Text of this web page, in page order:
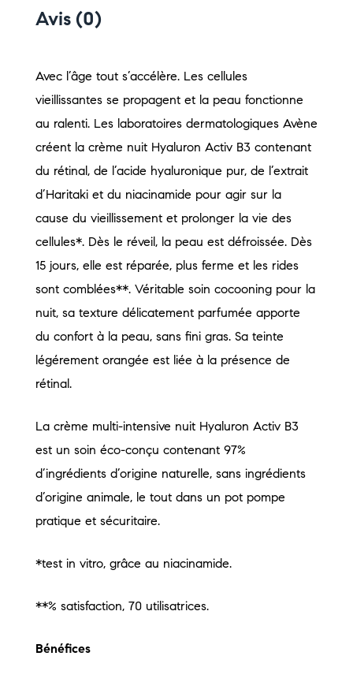
Avis (0)
Avec l’âge tout s’accélère. Les cellules
vieillissantes se propagent et la peau fonctionne
au ralenti. Les laboratoires dermatologiques Avène
créent la crème nuit Hyaluron Activ B3 contenant
du rétinal, de l’acide hyaluronique pur, de l’extrait
d’Haritaki et du niacinamide pour agir sur la
cause du vieillissement et prolonger la vie des
cellules*. Dès le réveil, la peau est défroissée. Dès
15 jours, elle est réparée, plus ferme et les rides
sont comblées**. Véritable soin cocooning pour la
nuit, sa texture délicatement parfumée apporte
du confort à la peau, sans fini gras. Sa teinte
légérement orangée est liée à la présence de
rétinal.
La crème multi-intensive nuit Hyaluron Activ B3
est un soin éco-conçu contenant 97%
d’ingrédients d’origine naturelle, sans ingrédients
d’origine animale, le tout dans un pot pompe
pratique et sécuritaire.
*test in vitro, grâce au niacinamide.
**% satisfaction, 70 utilisatrices.
Bénéfices